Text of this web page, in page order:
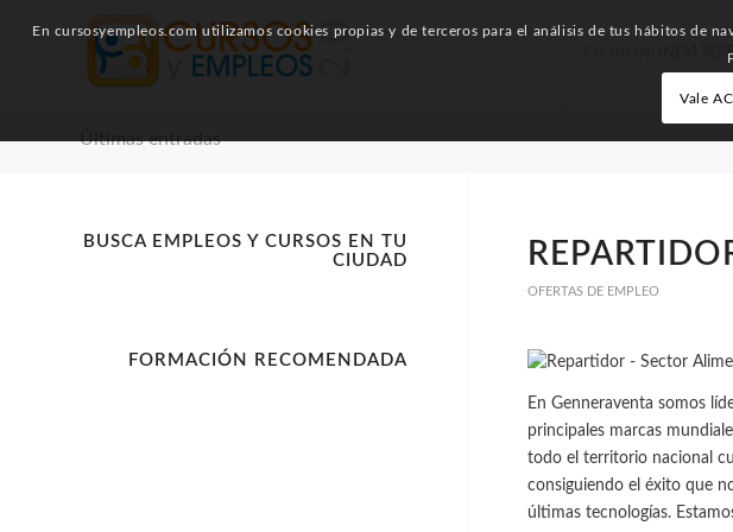
Cursos del INEM
Últimas entradas
OFERTAS DE EMPLEO
En Genneraventa somos
principales marcas
todo el territorio nacional
consiguiendo el éxito que
últimas tecnologías.
BUSCA EMPLEOS Y CURSOS EN TU
CIUDAD
FORMACIÓN RECOMENDADA
En cursosyempleos.com utilizamos cookies propias y de terceros para el análisis de tus hábitos de
Vale